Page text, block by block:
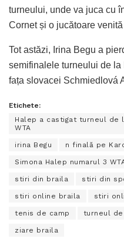
turneului, unde va juca cu
Cornet și o jucătoare
Tot astăzi, Irina Begu a
semifinalele turneului de la
fața slovacei Schmiedlová
Etichete:
Halep a castigat turneul de
WTA
irina Begu n finală pe
Simona Halep numarul 3
stiri din braila stiri din
stiri online braila stiri
tenis de camp turneul
ziare braila